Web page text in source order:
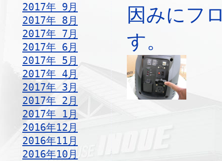
2017年 9月
2017年 8月
2017年 7月
2017年 6月
2017年 5月
2017年 4月
2017年 3月
2017年 2月
2017年 1月
2016年12月
2016年11月
2016年10月
因みにフ
す。